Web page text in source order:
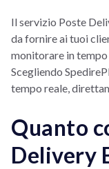
Il servizio Poste
da fornire ai tuoi
monitorare in tempo
Scegliendo
tempo reale,
Quanto
Delivery